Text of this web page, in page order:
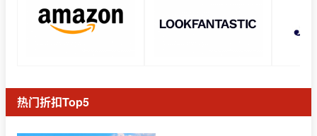
热门折扣Top5